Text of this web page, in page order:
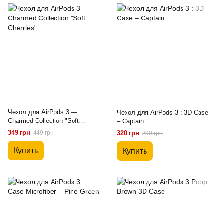
Чехол для AirPods 3 —
Charmed Collection "Soft
Cherries"
349 грн 449 грн
Купить
Чехол для AirPods 3 : 3D Case
– Captain
320 грн 390 грн
Купить